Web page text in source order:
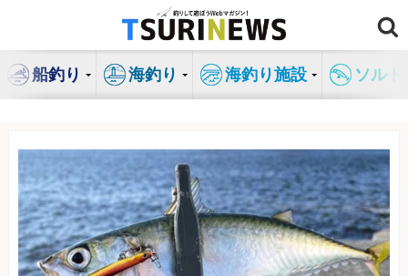
ン
船釣り 海釣り 海釣り施設 ソル